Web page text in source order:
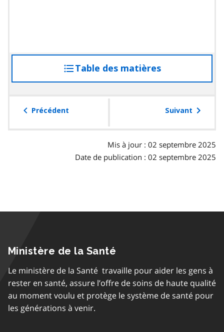
Table des matières
à
table
Précédent Suivant
Mis à jour : 02 septembre 2025
Date de publication : 02 septembre 2025
Ministère de la Santé
Le ministère de la Santé travaille pour aider les gens à
rester en santé, assure l’offre de soins de haute qualité
au moment voulu et protège le système de santé pour
les générations à venir.